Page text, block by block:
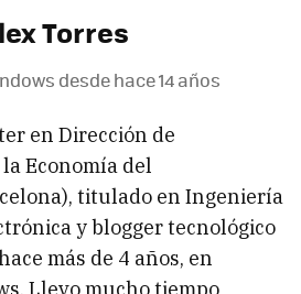
Torres
desdehace 14 años
en Dirección de
Economía del
titulado en Ingeniería
y blogger tecnológico
más de 4 años, en